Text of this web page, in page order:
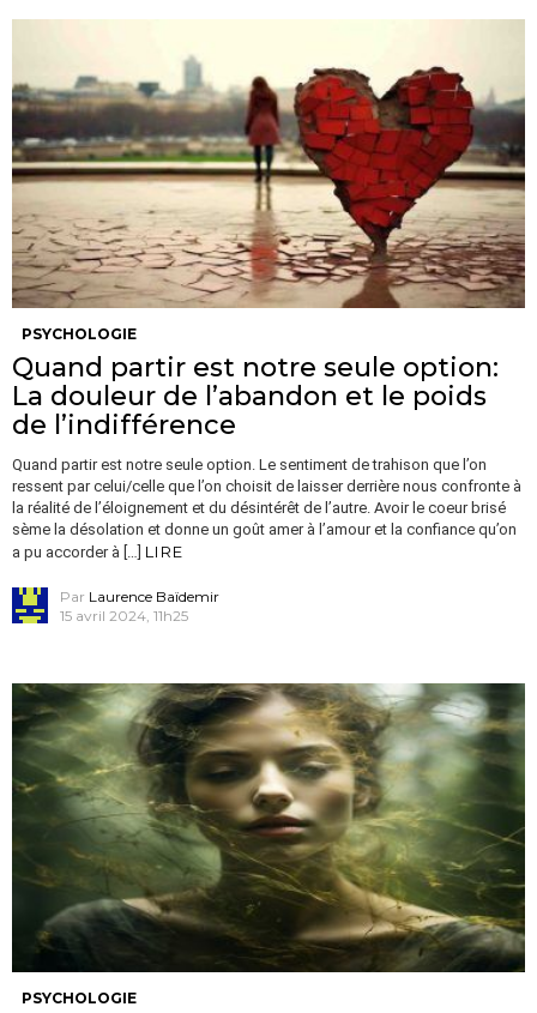
PSYCHOLOGIE
Quand partir est notre seule option:
La douleur de l’abandon et le poids
de l’indifférence
Quand partir est notre seule option. Le sentiment de trahison que l’on
ressent par celui/celle que l’on choisit de laisser derrière nous confronte à
la réalité de l’éloignement et du désintérêt de l’autre. Avoir le coeur brisé
sème la désolation et donne un goût amer à l’amour et la confiance qu’on
a pu accorder à […] LIRE
Par Laurence Baïdemir
15 avril 2024, 11h25
PSYCHOLOGIE